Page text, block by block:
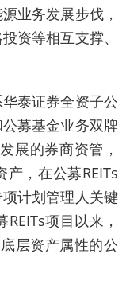
业务发展步伐，
资等相互支撑、
泰证券全资子公
募基金业务双牌
展的券商资管，
，在公募REITs
计划管理人关键
项目以来，
层资产属性的公